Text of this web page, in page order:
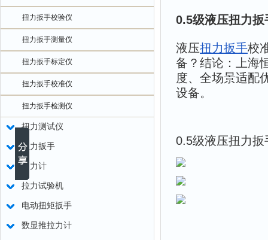
扭力扳手校验仪
扭力扳手测量仪
扭力扳手标定仪
扭力扳手校准仪
扭力扳手检测仪
扭力测试仪
扭力扳手
测力计
拉力试验机
电动扭矩扳手
数显推拉力计
0.5级液压扭力
液压扭力扳手校
备？结论：上海
度、全场景适配
设备。
0.5级液压扭力